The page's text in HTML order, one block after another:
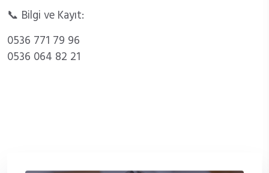
📞 Bilgi ve Kayıt:
0536 771 79 96
0536 064 82 21